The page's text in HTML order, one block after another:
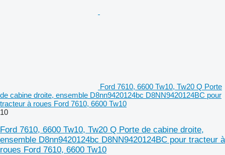
Ford 7610, 6600 Tw10, Tw20 Q Porte
de cabine droite, ensemble D8nn9420124bc D8NN9420124BC pour
tracteur à roues Ford 7610, 6600 Tw10
10
Ford 7610, 6600 Tw10, Tw20 Q Porte de cabine droite,
ensemble D8nn9420124bc D8NN9420124BC pour tracteur à
roues Ford 7610, 6600 Tw10